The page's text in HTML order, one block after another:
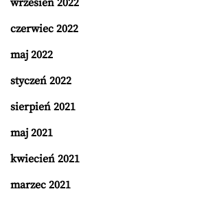
czerwiec 2022
maj 2022
styczeń 2022
sierpień 2021
maj 2021
kwiecień 2021
marzec 2021